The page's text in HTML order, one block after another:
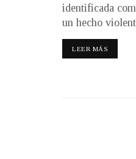
identificada
un hecho
LEER MÁS